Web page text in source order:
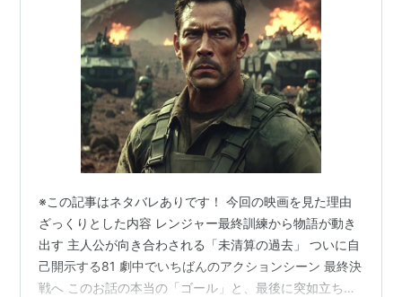
※この記事はネタバレありです！ 今回の映画を見た理由
ざっくりとした内容 レンジャー最終訓練から物語が動き
出す 主人公が向き合わされる「未清算の過去」 ついに自
己開示する81 劇中でいちばんのアクションシーン 最終決
戦へ このお話の本当の「ゴール」と、最後に突如立ち上